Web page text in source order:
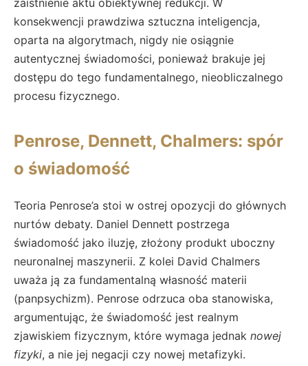
konsekwencji prawdziwa sztuczna inteligencja,
oparta na algorytmach, nigdy nie osiągnie
autentycznej świadomości, ponieważ brakuje jej
dostępu do tego fundamentalnego, nieobliczalnego
procesu fizycznego.
Penrose, Dennett, Chalmers: spór
o świadomość
Teoria Penrose’a stoi w ostrej opozycji do głównych
nurtów debaty. Daniel Dennett postrzega
świadomość jako iluzję, złożony produkt uboczny
neuronalnej maszynerii. Z kolei David Chalmers
uważa ją za fundamentalną własność materii
(panpsychizm). Penrose odrzuca oba stanowiska,
argumentując, że świadomość jest realnym
zjawiskiem fizycznym, które wymaga jednak nowej
fizyki, a nie jej negacji czy nowej metafizyki.